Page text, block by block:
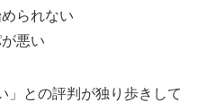
られない
悪い
」との評判が独り歩きして